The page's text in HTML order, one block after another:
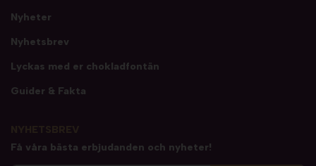
Nyheter
Nyhetsbrev
Lyckas med er chokladfontän
Guider & Fakta
Få våra bästa erbjudanden och nyheter!